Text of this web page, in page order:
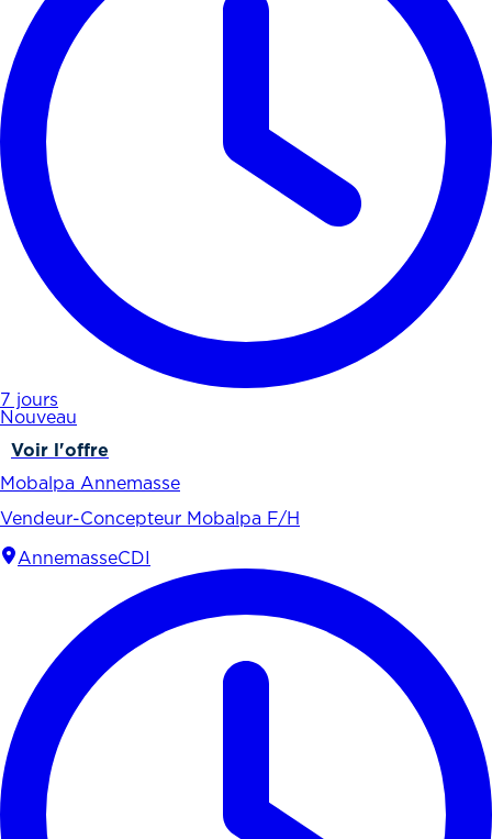
7 jours
Nouveau
Voir l'offre
Mobalpa Annemasse
Vendeur-Concepteur Mobalpa F/H
AnnemasseCDI